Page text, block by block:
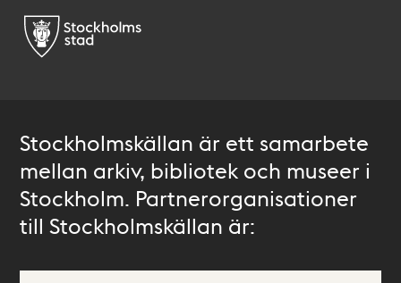
Stockholmskällan är ett samarbete
mellan arkiv, bibliotek och museer i
Stockholm. Partnerorganisationer
till Stockholmskällan är: